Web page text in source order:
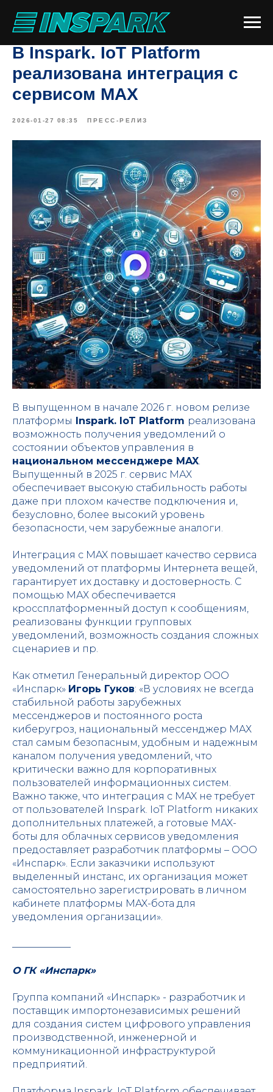
В Inspark. IoT Platform
реализована интеграция с
сервисом МАХ
2026-01-27 08:35 ПРЕСС-РЕЛИЗ
В выпущенном в начале 2026 г. новом релизе
платформы Inspark. IoT Platform реализована
возможность получения уведомлений о
состоянии объектов управления в
национальном мессенджере MAX.
Выпущенный в 2025 г. сервис МАХ
обеспечивает высокую стабильность работы
даже при плохом качестве подключения и,
безусловно, более высокий уровень
безопасности, чем зарубежные аналоги.
Интеграция с MAX повышает качество сервиса
уведомлений от платформы Интернета вещей,
гарантирует их доставку и достоверность. С
помощью МАХ обеспечивается
кроссплатформенный доступ к сообщениям,
реализованы функции групповых
уведомлений, возможность создания сложных
сценариев и пр.
Как отметил Генеральный директор ООО
«Инспарк» Игорь Гуков: «В условиях не всегда
стабильной работы зарубежных
мессенджеров и постоянного роста
киберугроз, национальный мессенджер МАХ
стал самым безопасным, удобным и надежным
каналом получения уведомлений, что
критически важно для корпоративных
пользователей информационных систем.
Важно также, что интеграция с MAX не требует
от пользователей Inspark. IoT Platform никаких
дополнительных платежей, а готовые MAX-
боты для облачных сервисов уведомления
предоставляет разработчик платформы – ООО
«Инспарк». Если заказчики используют
выделенный инстанс, их организация может
самостоятельно зарегистрировать в личном
кабинете платформы MAX-бота для
уведомления организации».
О ГК «Инспарк»
Группа компаний «Инспарк» - разработчик и
поставщик импортонезависимых решений
для создания систем цифрового управления
производственной, инженерной и
коммуникационной инфраструктурой
предприятий.